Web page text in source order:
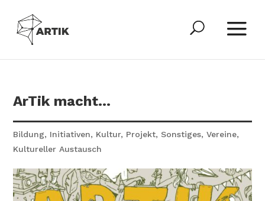
ArTik macht…
Bildung, Initiativen, Kultur, Projekt,Sonstiges,Vereine,
Kultureller Austausch